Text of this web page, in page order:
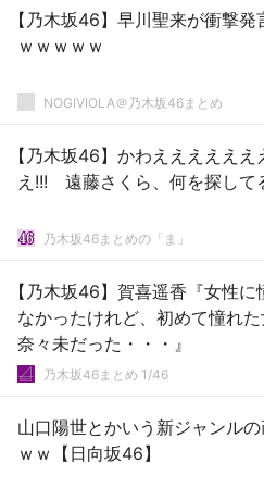
【乃木坂46】早川聖来が衝撃発
ｗｗｗｗｗ
NOGIVIOLA＠乃木坂46まとめ
【乃木坂46】かわええええええ
え!!! 遠藤さくら、何を探して
乃木坂46まとめの「ま」
【乃木坂46】賀喜遥香『女性に
なかったけれど、初めて憧れ
奈々未だった・・・』
乃木坂46まとめ 1/46
山口陽世とかいう新ジャンル
ｗｗ【日向坂46】